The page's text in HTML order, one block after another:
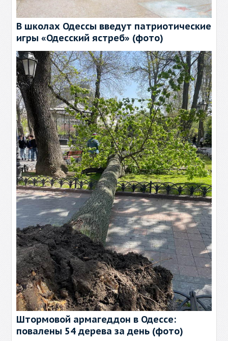
В школах Одессы введут патриотические
игры «Одесский ястреб» (фото)
Штормовой армагеддон в Одессе:
повалены 54 дерева за день (фото)